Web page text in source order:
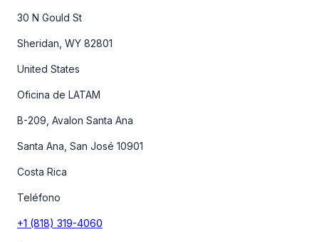
30 N Gould St
Sheridan, WY 82801
United States
Oficina de LATAM
B-209, Avalon Santa Ana
Santa Ana, San José 10901
Costa Rica
Teléfono
+1 (818) 319-4060